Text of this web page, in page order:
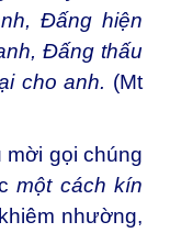
Đấng hiện
Đấng thấu
cho anh. (Mt
gọi chúng
một cách kín
nhường,